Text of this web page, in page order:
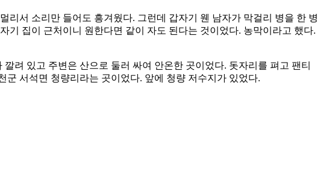
서 소리만 들어도 흥겨웠다. 그런데 갑자기 웬 남자가 막걸리 병을 한 병
기 집이 근처이니 원한다면 같이 자도 된다는 것이었다. 농막이라고 했다.
려 있고 주변은 산으로 둘러 싸여 안온한 곳이었다. 돗자리를 펴고 팬티
서석면 청량리라는 곳이었다. 앞에 청량 저수지가 있었다.